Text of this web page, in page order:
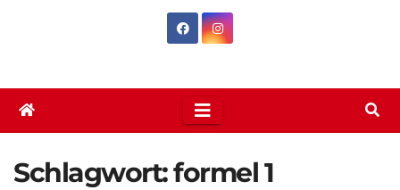
Schlagwort:formel 1